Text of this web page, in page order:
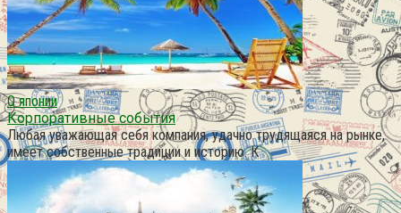
О японии
Корпоративные события
Любая уважающая себя компания, удачно трудящаяся на рынке,
имеет собственные традиции и историю. К